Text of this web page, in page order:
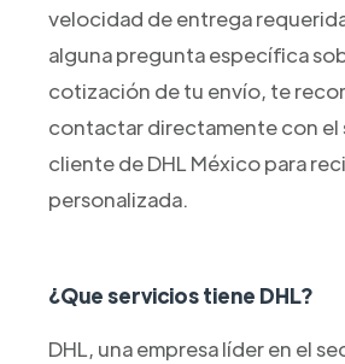
velocidad de entrega
alguna pregunta específica
cotización de tu envío, te
contactar directamente con el
cliente de DHL México para
personalizada.
¿Que servicios tiene DHL?
DHL, una empresa líder en el